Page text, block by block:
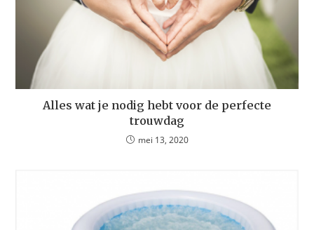
Alles wat je nodig hebt voor de perfecte
trouwdag
mei 13, 2020